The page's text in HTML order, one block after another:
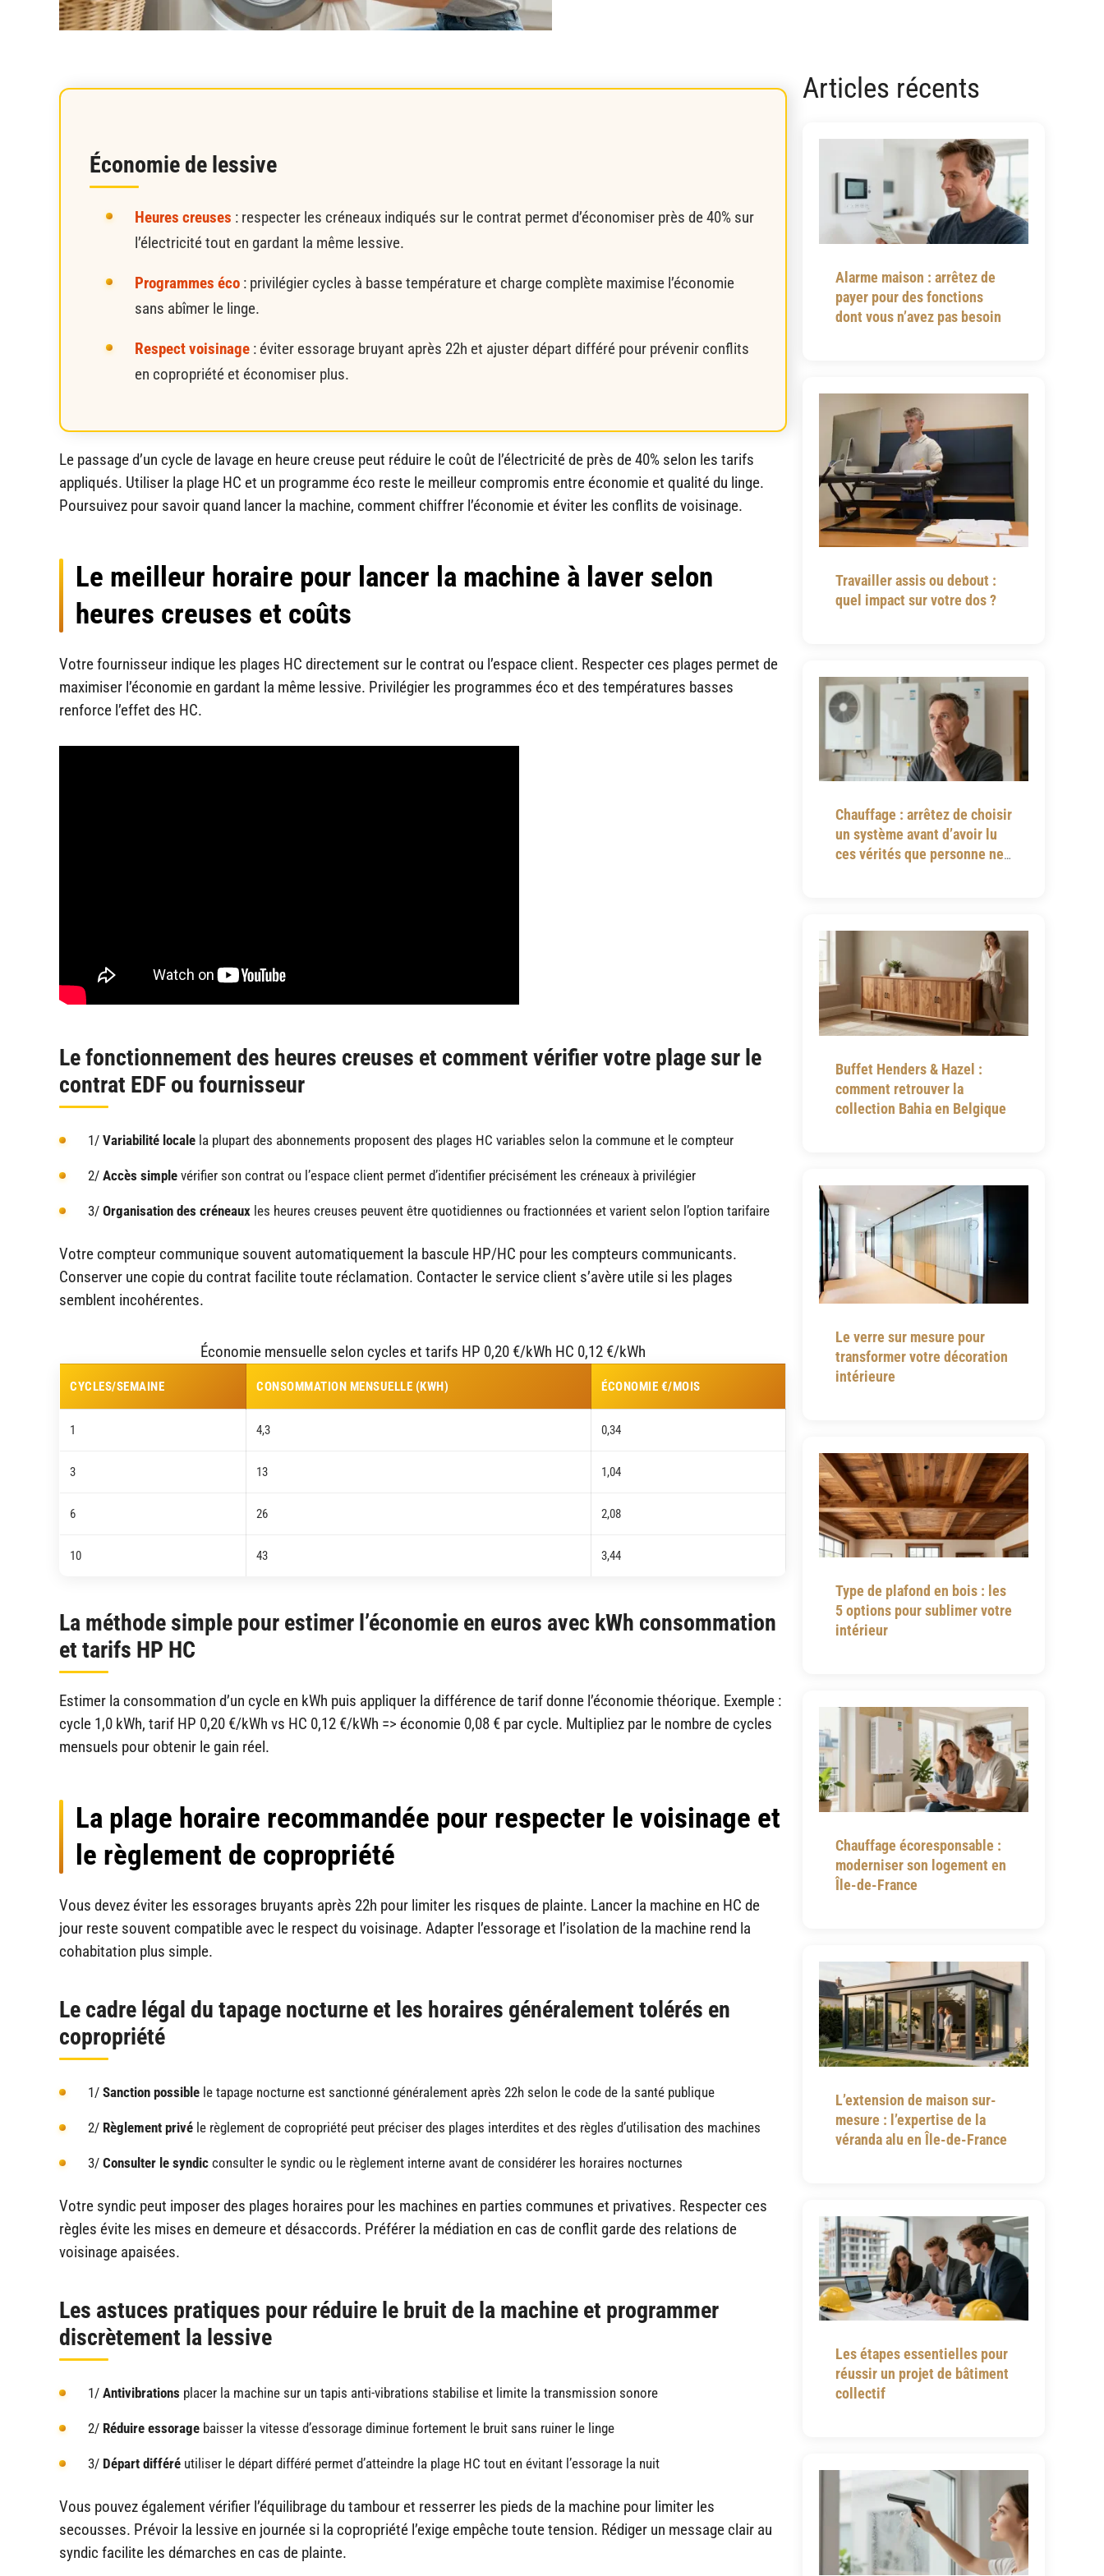
Économie de lessive
Heures creuses : respecter les créneaux indiqués sur le contrat permet d’économiser près de 40% sur
l’électricité tout en gardant la même lessive.
Programmes éco : privilégier cycles à basse température et charge complète maximise l’économie
sans abîmer le linge.
Respect voisinage : éviter essorage bruyant après 22h et ajuster départ différé pour prévenir conflits
en copropriété et économiser plus.
Le passage d’un cycle de lavage en heure creuse peut réduire le coût de l’électricité de près de 40% selon les tarifs
appliqués. Utiliser la plage HC et un programme éco reste le meilleur compromis entre économie et qualité du linge.
Poursuivez pour savoir quand lancer la machine, comment chiffrer l’économie et éviter les conflits de voisinage.
Le meilleur horaire pour lancer la machine à laver selon
heures creuses et coûts
Votre fournisseur indique les plages HC directement sur le contrat ou l’espace client. Respecter ces plages permet de
maximiser l’économie en gardant la même lessive. Privilégier les programmes éco et des températures basses
renforce l’effet des HC.
Le fonctionnement des heures creuses et comment vérifier votre plage sur le
contrat EDF ou fournisseur
1/ Variabilité locale la plupart des abonnements proposent des plages HC variables selon la commune et le compteur
2/ Accès simple vérifier son contrat ou l’espace client permet d’identifier précisément les créneaux à privilégier
3/ Organisation des créneaux les heures creuses peuvent être quotidiennes ou fractionnées et varient selon l’option tarifaire
Votre compteur communique souvent automatiquement la bascule HP/HC pour les compteurs communicants.
Conserver une copie du contrat facilite toute réclamation. Contacter le service client s’avère utile si les plages
semblent incohérentes.
Économie mensuelle selon cycles et tarifs HP 0,20 €/kWh HC 0,12 €/kWh
CYCLES/SEMAINE CONSOMMATION MENSUELLE (KWH) ÉCONOMIE €/MOIS
1 4,3 0,34
3 13 1,04
6 26 2,08
10 43 3,44
La méthode simple pour estimer l’économie en euros avec kWh consommation
et tarifs HP HC
Estimer la consommation d’un cycle en kWh puis appliquer la différence de tarif donne l’économie théorique. Exemple :
cycle 1,0 kWh, tarif HP 0,20 €/kWh vs HC 0,12 €/kWh => économie 0,08 € par cycle. Multipliez par le nombre de cycles
mensuels pour obtenir le gain réel.
La plage horaire recommandée pour respecter le voisinage et
le règlement de copropriété
Vous devez éviter les essorages bruyants après 22h pour limiter les risques de plainte. Lancer la machine en HC de
jour reste souvent compatible avec le respect du voisinage. Adapter l’essorage et l’isolation de la machine rend la
cohabitation plus simple.
Le cadre légal du tapage nocturne et les horaires généralement tolérés en
copropriété
1/ Sanction possible le tapage nocturne est sanctionné généralement après 22h selon le code de la santé publique
2/ Règlement privé le règlement de copropriété peut préciser des plages interdites et des règles d’utilisation des machines
3/ Consulter le syndic consulter le syndic ou le règlement interne avant de considérer les horaires nocturnes
Votre syndic peut imposer des plages horaires pour les machines en parties communes et privatives. Respecter ces
règles évite les mises en demeure et désaccords. Préférer la médiation en cas de conflit garde des relations de
voisinage apaisées.
Les astuces pratiques pour réduire le bruit de la machine et programmer
discrètement la lessive
1/ Antivibrations placer la machine sur un tapis anti-vibrations stabilise et limite la transmission sonore
2/ Réduire essorage baisser la vitesse d’essorage diminue fortement le bruit sans ruiner le linge
3/ Départ différé utiliser le départ différé permet d’atteindre la plage HC tout en évitant l’essorage la nuit
Vous pouvez également vérifier l’équilibrage du tambour et resserrer les pieds de la machine pour limiter les
secousses. Prévoir la lessive en journée si la copropriété l’exige empêche toute tension. Rédiger un message clair au
syndic facilite les démarches en cas de plainte.
Articles récents
Alarme maison : arrêtez de
payer pour des fonctions
dont vous n’avez pas besoin
Travailler assis ou debout :
quel impact sur votre dos ?
Chauffage : arrêtez de choisir
un système avant d’avoir lu
ces vérités que personne ne
Buffet Henders & Hazel :
comment retrouver la
collection Bahia en Belgique
Le verre sur mesure pour
transformer votre décoration
intérieure
Type de plafond en bois : les
5 options pour sublimer votre
intérieur
Chauffage écoresponsable :
moderniser son logement en
Île-de-France
L’extension de maison sur-
mesure : l’expertise de la
véranda alu en Île-de-France
Les étapes essentielles pour
réussir un projet de bâtiment
collectif